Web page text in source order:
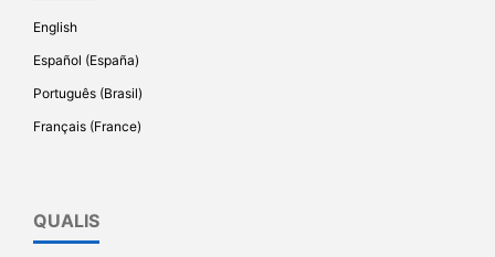
English
Español (España)
Português (Brasil)
Français (France)
QUALIS